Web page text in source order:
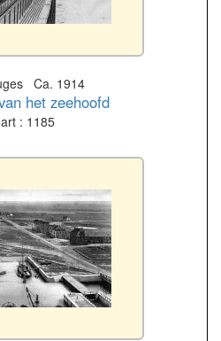
Ca. 1914
het zeehoofd
art : 1185